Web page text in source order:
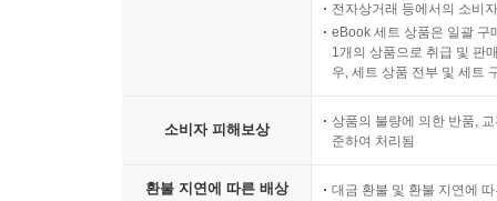
전자상거래 등에서의 소비
eBook 세트 상품은 일괄 구
1개의 상품으로 취급 및 판
우, 세트 상품 전부 및 세트
소비자 피해보상
상품의 불량에 의한 반품,
준하여 처리됨
환불 지연에 따른 배상 대금 환불 및 환불 지연에